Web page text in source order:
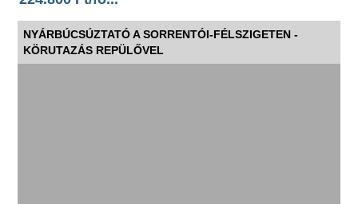
NYÁRBÚCSÚZTATÓ A SORRENTÓI-FÉLSZIGETEN -
KÖRUTAZÁS REPÜLŐVEL